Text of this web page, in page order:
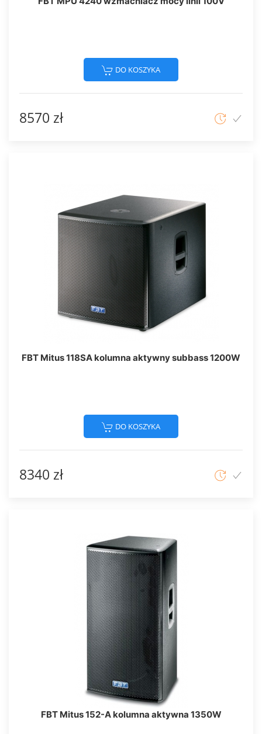
DO KOSZYKA
8570 zł
FBT Mitus 118SA kolumna aktywny subbass 1200W
DO KOSZYKA
8340 zł
FBT Mitus 152-A kolumna aktywna 1350W